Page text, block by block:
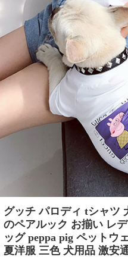
グッチ パロディ tシャツ
のペアルック お揃い レ
ッグ peppa pig ペットウ
夏洋服 三色 犬用品 激安